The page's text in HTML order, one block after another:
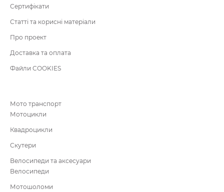
Сертифікати
Статті та корисні матеріали
Про проект
Доставка та оплата
Файли COOKIES
Мото транспорт
Мотоцикли
Квадроцикли
Скутери
Велосипеди та аксесуари
Велосипеди
Мотошоломи